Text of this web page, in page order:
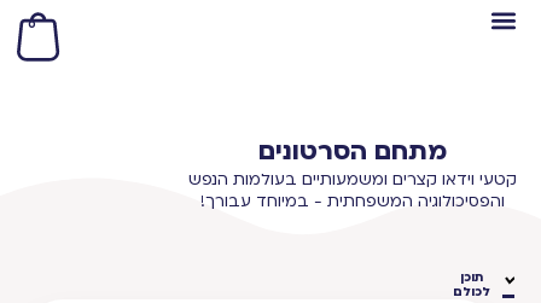
0
מתחם הסרטונים
קטעי וידאו קצרים ומשמעותיים בעולמות הנפש
והפסיכולוגיה המשפחתית - במיוחד עבורך!
תוכן
לכולם